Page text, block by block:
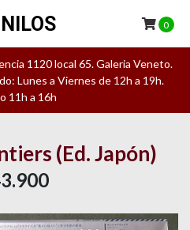
1120 local 65. Galeria Veneto.
Lunes a Viernes de 12h a 19h.
11h a 16h
0
(Ed. Japón)